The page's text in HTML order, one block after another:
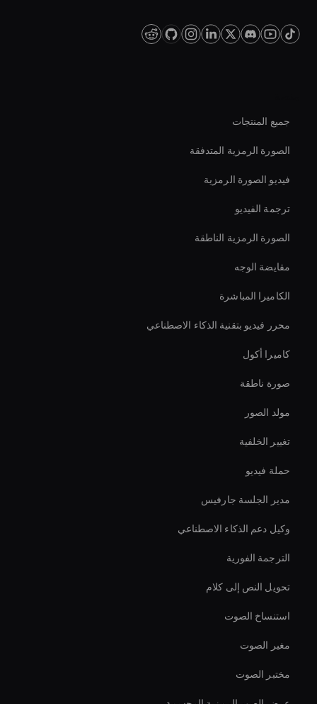
جميع المنتجات
الصورة الرمزية المتدفقة
فيديو الصورة الرمزية
ترجمة الفيديو
الصورة الرمزية الناطقة
مقايضة الوجه
الكاميرا المباشرة
محرر فيديو بتقنية الذكاء الاصطناعي
كاميرا أكول
صورة ناطقة
مولد الصور
تغيير الخلفية
حملة فيديو
مدير الجلسة جارفيس
وكيل دعم الذكاء الاصطناعي
الترجمة الفورية
تحويل النص إلى كلام
استنساخ الصوت
مغير الصوت
مختبر الصوت